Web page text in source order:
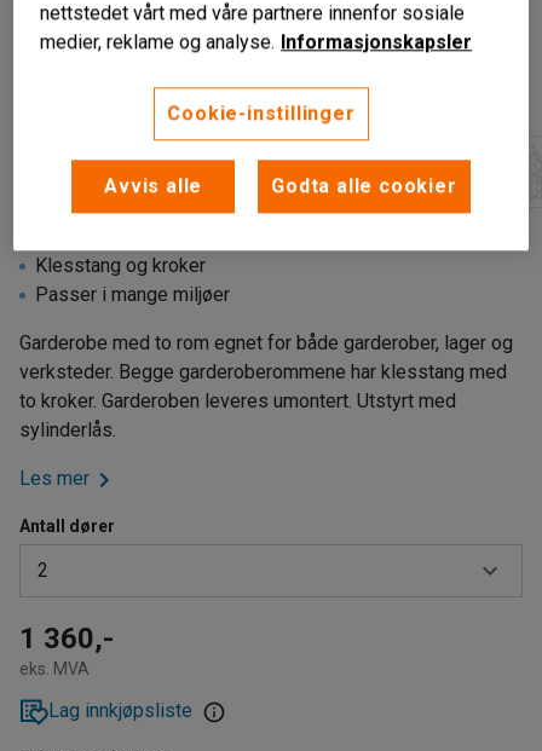
Klesstang og kroker
Passer i mange miljøer
Garderobe med to rom egnet for både garderober, lager og
verksteder. Begge garderoberommene har klesstang med
to kroker. Garderoben leveres umontert. Utstyrt med
sylinderlås.
Les mer
Antall dører
2
2
4
6
1 360,-
eks. MVA
Lag innkjøpsliste
nettstedet vårt med våre partnere innenfor sosiale
medier, reklame og analyse. Informasjonskapsler
Cookie-instillinger
Avvis alle Godta alle cookier